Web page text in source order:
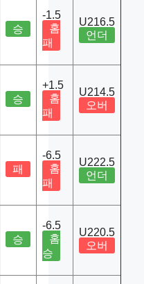
승
-1.5
홈
패
U216.5
언더
승
+1.5
홈
패
U214.5
오버
패
-6.5
홈
패
U222.5
언더
승
-6.5
홈
승
U220.5
오버